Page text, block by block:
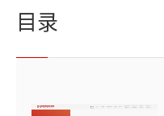
目录